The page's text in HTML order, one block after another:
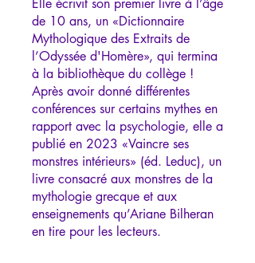
de 10 ans, un «Dictionnaire
Mythologique des Extraits de
l’Odyssée d'Homère», qui termina
à la bibliothèque du collège !
Après avoir donné différentes
conférences sur certains mythes en
rapport avec la psychologie, elle a
publié en 2023 «Vaincre ses
monstres intérieurs» (éd. Leduc), un
livre consacré aux monstres de la
mythologie grecque et aux
enseignements qu’Ariane Bilheran